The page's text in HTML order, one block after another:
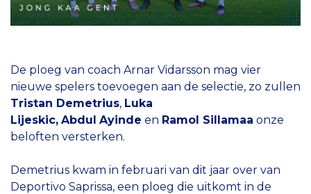
De ploeg van coach Arnar Vidarsson mag vier
nieuwe spelers toevoegen aan de selectie, zo zullen
Tristan Demetrius, Luka
Lijeskic, Abdul Ayinde en Ramol Sillamaa onze
beloften versterken.
Demetrius kwam in februari van dit jaar over van
Deportivo Saprissa, een ploeg die uitkomt in de